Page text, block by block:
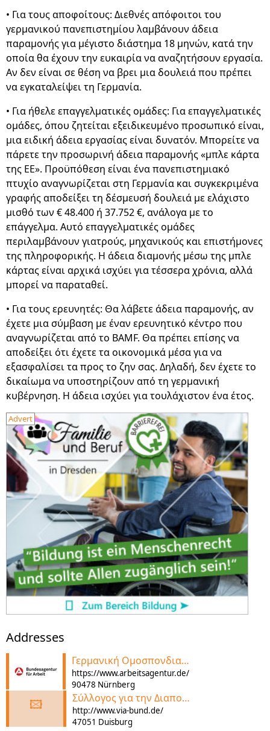
• Για τους αποφοίτους: Διεθνές απόφοιτοι του
γερμανικού πανεπιστημίου λαμβάνουν άδεια
παραμονής για μέγιστο διάστημα 18 μηνών, κατά την
οποία θα έχουν την ευκαιρία να αναζητήσουν εργασία.
Αν δεν είναι σε θέση να βρει μια δουλειά που πρέπει
να εγκαταλείψει τη Γερμανία.
• Για ήθελε επαγγελματικές ομάδες: Για επαγγελματικές
ομάδες, όπου ζητείται εξειδικευμένο προσωπικό είναι,
μια ειδική άδεια εργασίας είναι δυνατόν. Μπορείτε να
πάρετε την προσωρινή άδεια παραμονής «μπλε κάρτα
της ΕΕ». Προϋπόθεση είναι ένα πανεπιστημιακό
πτυχίο αναγνωρίζεται στη Γερμανία και συγκεκριμένα
γραφής αποδείξει τη δέσμευσή δουλειά με ελάχιστο
μισθό των € 48.400 ή 37.752 €, ανάλογα με το
επάγγελμα. Αυτό επαγγελματικές ομάδες
περιλαμβάνουν γιατρούς, μηχανικούς και επιστήμονες
της πληροφορικής. Η άδεια διαμονής μέσω της μπλε
κάρτας είναι αρχικά ισχύει για τέσσερα χρόνια, αλλά
μπορεί να παραταθεί.
• Για τους ερευνητές: Θα λάβετε άδεια παραμονής, αν
έχετε μια σύμβαση με έναν ερευνητικό κέντρο που
αναγνωρίζεται από το BAMF. Θα πρέπει επίσης να
αποδείξει ότι έχετε τα οικονομικά μέσα για να
εξασφαλίσει τα προς το ζην σας. Δηλαδή, δεν έχετε το
δικαίωμα να υποστηρίζουν από τη γερμανική
κυβέρνηση. Η άδεια ισχύει για τουλάχιστον ένα έτος.
Advert
Addresses
Γερμανική Ομοσπονδιακή Υπηρεσία για την Απασχόληση
https://www.arbeitsagentur.de/
90478 Nürnberg
🖾 Σύλλογος για την Διαπολιτισμική εργασίας
http://www.via-bund.de/
47051 Duisburg